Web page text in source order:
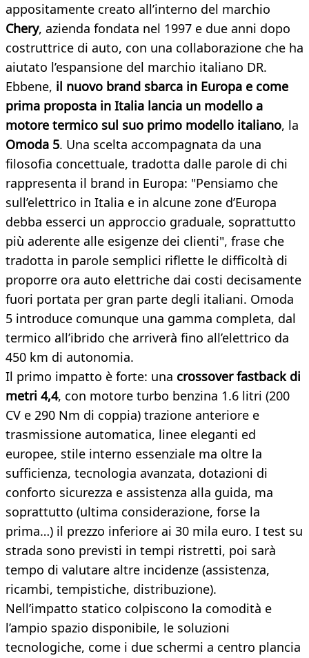
appositamente creato all’interno del marchio
Chery, azienda fondata nel 1997 e due anni dopo
costruttrice di auto, con una collaborazione che ha
aiutato l’espansione del marchio italiano DR.
Ebbene, il nuovo brand sbarca in Europa e come
prima proposta in Italia lancia un modello a
motore termico sul suo primo modello italiano, la
Omoda 5. Una scelta accompagnata da una
filosofia concettuale, tradotta dalle parole di chi
rappresenta il brand in Europa: "Pensiamo che
sull’elettrico in Italia e in alcune zone d’Europa
debba esserci un approccio graduale, soprattutto
più aderente alle esigenze dei clienti", frase che
tradotta in parole semplici riflette le difficoltà di
proporre ora auto elettriche dai costi decisamente
fuori portata per gran parte degli italiani. Omoda
5 introduce comunque una gamma completa, dal
termico all’ibrido che arriverà fino all’elettrico da
450 km di autonomia.
Il primo impatto è forte: una crossover fastback di
metri 4,4, con motore turbo benzina 1.6 litri (200
CV e 290 Nm di coppia) trazione anteriore e
trasmissione automatica, linee eleganti ed
europee, stile interno essenziale ma oltre la
sufficienza, tecnologia avanzata, dotazioni di
conforto sicurezza e assistenza alla guida, ma
soprattutto (ultima considerazione, forse la
prima…) il prezzo inferiore ai 30 mila euro. I test su
strada sono previsti in tempi ristretti, poi sarà
tempo di valutare altre incidenze (assistenza,
ricambi, tempistiche, distribuzione).
Nell’impatto statico colpiscono la comodità e
l’ampio spazio disponibile, le soluzioni
tecnologiche, come i due schermi a centro plancia